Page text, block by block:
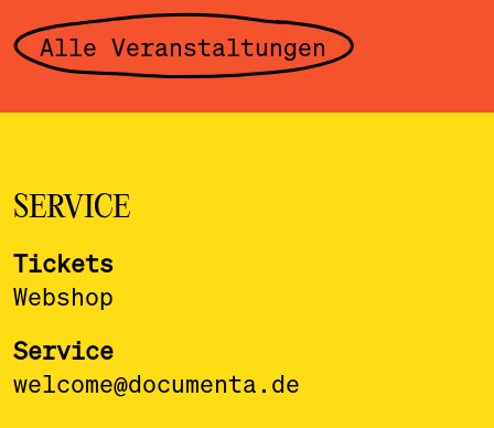
Alle Veranstaltungen
SERVICE
Tickets
Webshop
Service
welcome@documenta.de